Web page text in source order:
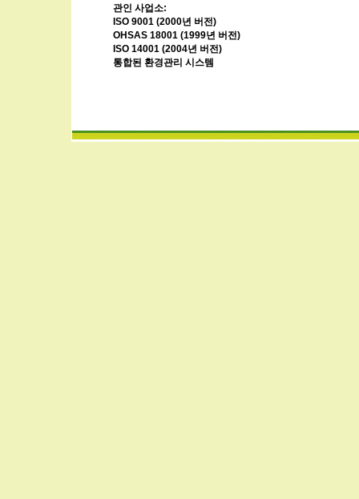
관인 사업소:
ISO 9001 (2000년 버전)
OHSAS 18001 (1999년 버전)
ISO 14001 (2004년 버전)
통합된 환경관리 시스템